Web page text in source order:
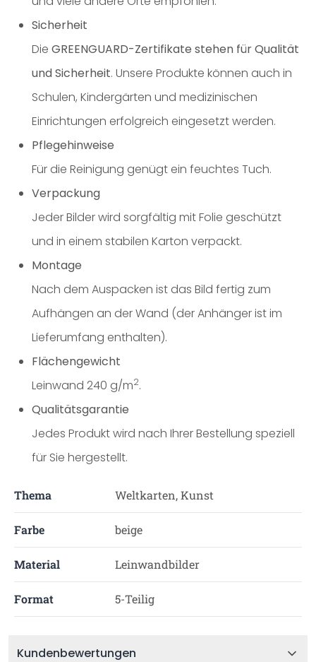
Sicherheit
Die GREENGUARD-Zertifikate stehen für Qualität
und Sicherheit. Unsere Produkte können auch in
Schulen, Kindergärten und medizinischen
Einrichtungen erfolgreich eingesetzt werden.
Pflegehinweise
Für die Reinigung genügt ein feuchtes Tuch.
Verpackung
Jeder Bilder wird sorgfältig mit Folie geschützt
und in einem stabilen Karton verpackt.
Montage
Nach dem Auspacken ist das Bild fertig zum
Aufhängen an der Wand (der Anhänger ist im
Lieferumfang enthalten).
Flächengewicht
Leinwand 240 g/m2.
Qualitätsgarantie
Jedes Produkt wird nach Ihrer Bestellung speziell
für Sie hergestellt.
Thema Weltkarten, Kunst
Farbe beige
Material Leinwandbilder
Format 5-Teilig
Kundenbewertungen